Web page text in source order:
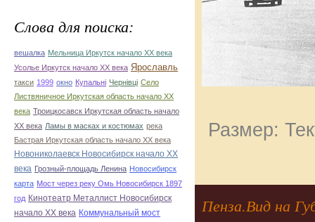
Слова для поиска:
вешалка Мельница Иркутск начало ХХ века
Усолье Иркутск начало ХХ века Ярославль
такси 1999 окно Купальні Чернівці Село
Листвяничное Иркутская область начало ХХ
века Троицкосавск Иркутская область начало
ХХ века Ламы в масках и костюмах река
Бастрая Иркутская область начало ХХ века
Новониколаевск Новосибирск начало ХХ
века Грозный-площадь Ленина Новосибирск
карта Мост через реку Омь Новосибирск 1897
год Кинотеатр Металлист Новосибирск
начало ХХ века Коммунальный мост
Размер:
Пенза.Вид на